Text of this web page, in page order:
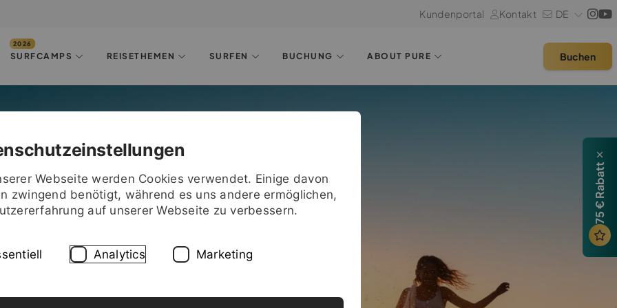
Kundenportal Kontakt DE
SURFCAMPS REISETHEMEN SURFEN BUCHUNG ABOUT PURE Buchen
75 € Rabatt
UND VIELFALT BEI PURESURFCAMPS
Surfcamp?
Webseite werden Cookies verwendet. Einige davon
zwingend benötigt, während es uns andere ermöglichen,
auf unserer Webseite zu verbessern.
Analytics Marketing